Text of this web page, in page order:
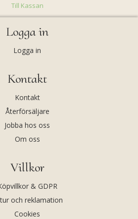
Till Kassan
Logga in
Logga in
Kontakt
Kontakt
Återförsäljare
Jobba hos oss
Om oss
Villkor
& GDPR
och reklamation
Cookies